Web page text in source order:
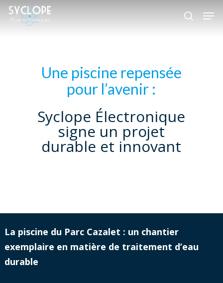
Skip
search
Une piscine repensée
pour l’avenir :
Syclope Électronique
signe un projet
durable et innovant
La piscine du Parc Cazalet : un chantier
exemplaire en matière de traitement d’eau
durable